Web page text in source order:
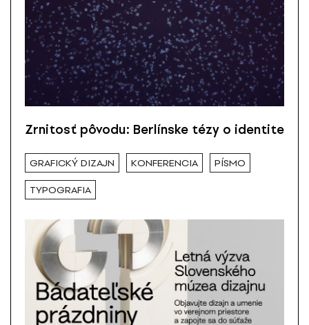
Zrnitosť pôvodu: Berlínske tézy o identite
GRAFICKÝ DIZAJN KONFERENCIA PÍSMO
TYPOGRAFIA